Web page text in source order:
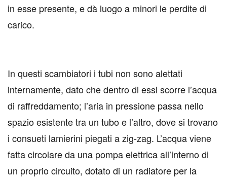
in esse presente, e dà luogo a minori le perdite di
carico.
In questi scambiatori i tubi non sono alettati
internamente, dato che dentro di essi scorre l’acqua
di raffreddamento; l’aria in pressione passa nello
spazio esistente tra un tubo e l’altro, dove si trovano
i consueti lamierini piegati a zig-zag. L’acqua viene
fatta circolare da una pompa elettrica all’interno di
un proprio circuito, dotato di un radiatore per la